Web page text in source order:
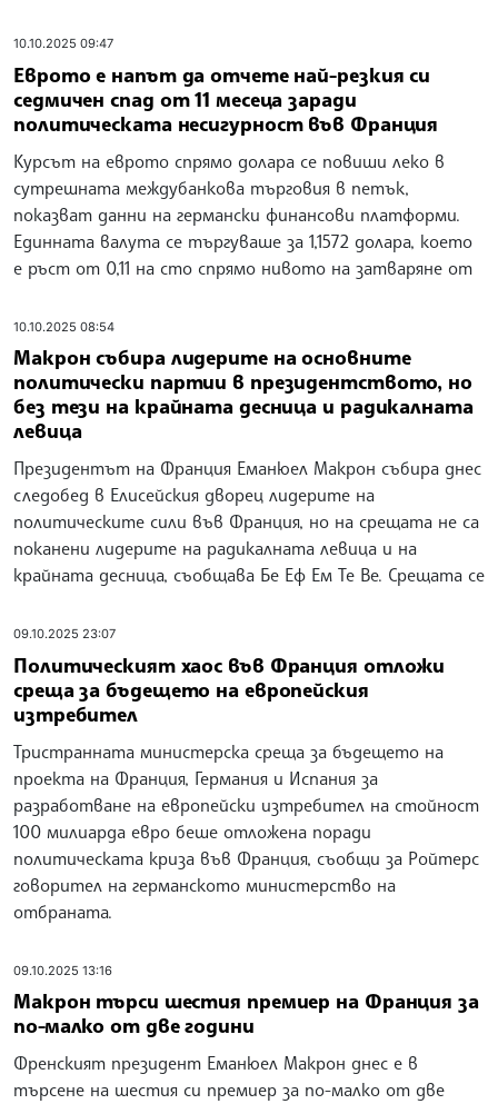
10.10.2025 09:47
Еврото е напът да отчете най-резкия си
седмичен спад от 11 месеца заради
политическата несигурност във Франция
Курсът на еврото спрямо долара се повиши леко в
сутрешната междубанкова търговия в петък,
показват данни на германски финансови платформи.
Единната валута се търгуваше за 1,1572 долара, което
е ръст от 0,11 на сто спрямо нивото на затваряне от
10.10.2025 08:54
Макрон събира лидерите на основните
политически партии в президентството, но
без тези на крайната десница и радикалната
левица
Президентът на Франция Еманюел Макрон събира днес
следобед в Елисейския дворец лидерите на
политическите сили във Франция, но на срещата не са
поканени лидерите на радикалната левица и на
крайната десница, съобщава Бе Еф Ем Те Ве. Срещата се
09.10.2025 23:07
Политическият хаос във Франция отложи
среща за бъдещето на европейския
изтребител
Тристранната министерска среща за бъдещето на
проекта на Франция, Германия и Испания за
разработване на европейски изтребител на стойност
100 милиарда евро беше отложена поради
политическата криза във Франция, съобщи за Ройтерс
говорител на германското министерство на
отбраната.
09.10.2025 13:16
Макрон търси шестия премиер на Франция за
по-малко от две години
Френският президент Еманюел Макрон днес е в
търсене на шестия си премиер за по-малко от две